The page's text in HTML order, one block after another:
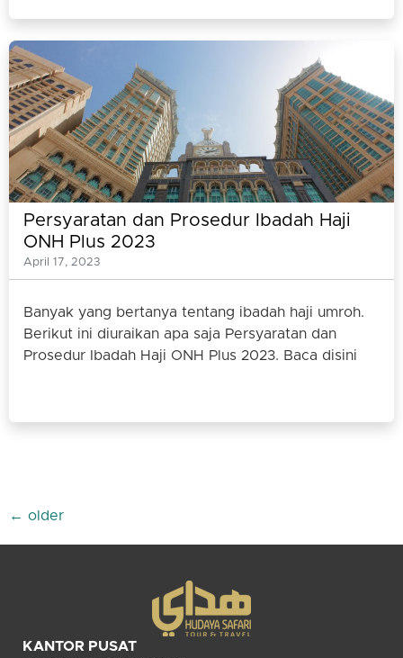
Persyaratan dan Prosedur Ibadah Haji
ONH Plus 2023
April 17, 2023
Banyak yang bertanya tentang ibadah haji umroh.
Berikut ini diuraikan apa saja Persyaratan dan
Prosedur Ibadah Haji ONH Plus 2023. Baca disini
← older
KANTOR PUSAT